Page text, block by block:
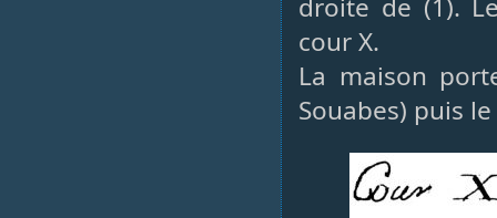
droite de (1).
cour X.
La maison
Souabes) puis le